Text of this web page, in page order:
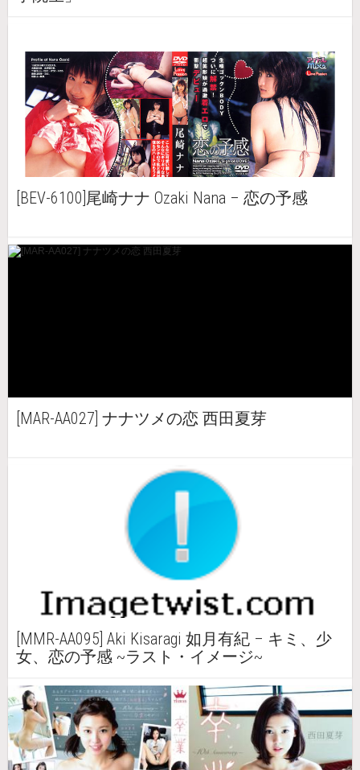
[BEV-6100]尾崎ナナ Ozaki Nana – 恋の予感
[MAR-AA027] ナナツメの恋 西田夏芽
[MMR-AA095] Aki Kisaragi 如月有紀 – キミ、少
女、恋の予感 ~ラスト・イメージ~